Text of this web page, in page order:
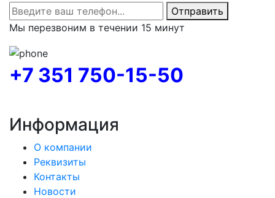
Отправить
Мы перезвоним в течении 15 минут
+7 351 750-15-50
Информация
О компании
Реквизиты
Контакты
Новости